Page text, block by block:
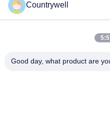
TRETEN SIE MIT
Countrywell
Good day, what product are